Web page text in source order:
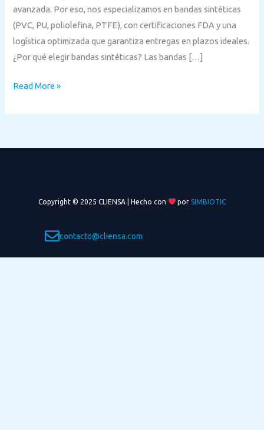
avanzada. Por eso, nos especializamos en bandas sintéticas
(PVC, PU, poliolefina, PTFE), con certificaciones FDA y una
logística optimizada que garantiza entregas en plazos ideales.
¿Por qué elegir bandas sintéticas? Las bandas […]
Read More »
Copyright © 2025 CLIENSA | Hecho con por SIMBIOTIC
contacto@cliensa.com